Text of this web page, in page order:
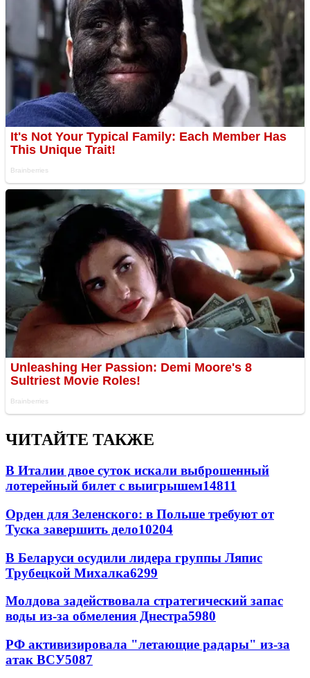
ЧИТАЙТЕ ТАКЖЕ
В Италии двое суток искали выброшенный
лотерейный билет с выигрышем14811
Орден для Зеленского: в Польше требуют от
Туска завершить дело10204
В Беларуси осудили лидера группы Ляпис
Трубецкой Михалка6299
Молдова задействовала стратегический запас
воды из-за обмеления Днестра5980
РФ активизировала "летающие радары" из-за
атак ВСУ5087